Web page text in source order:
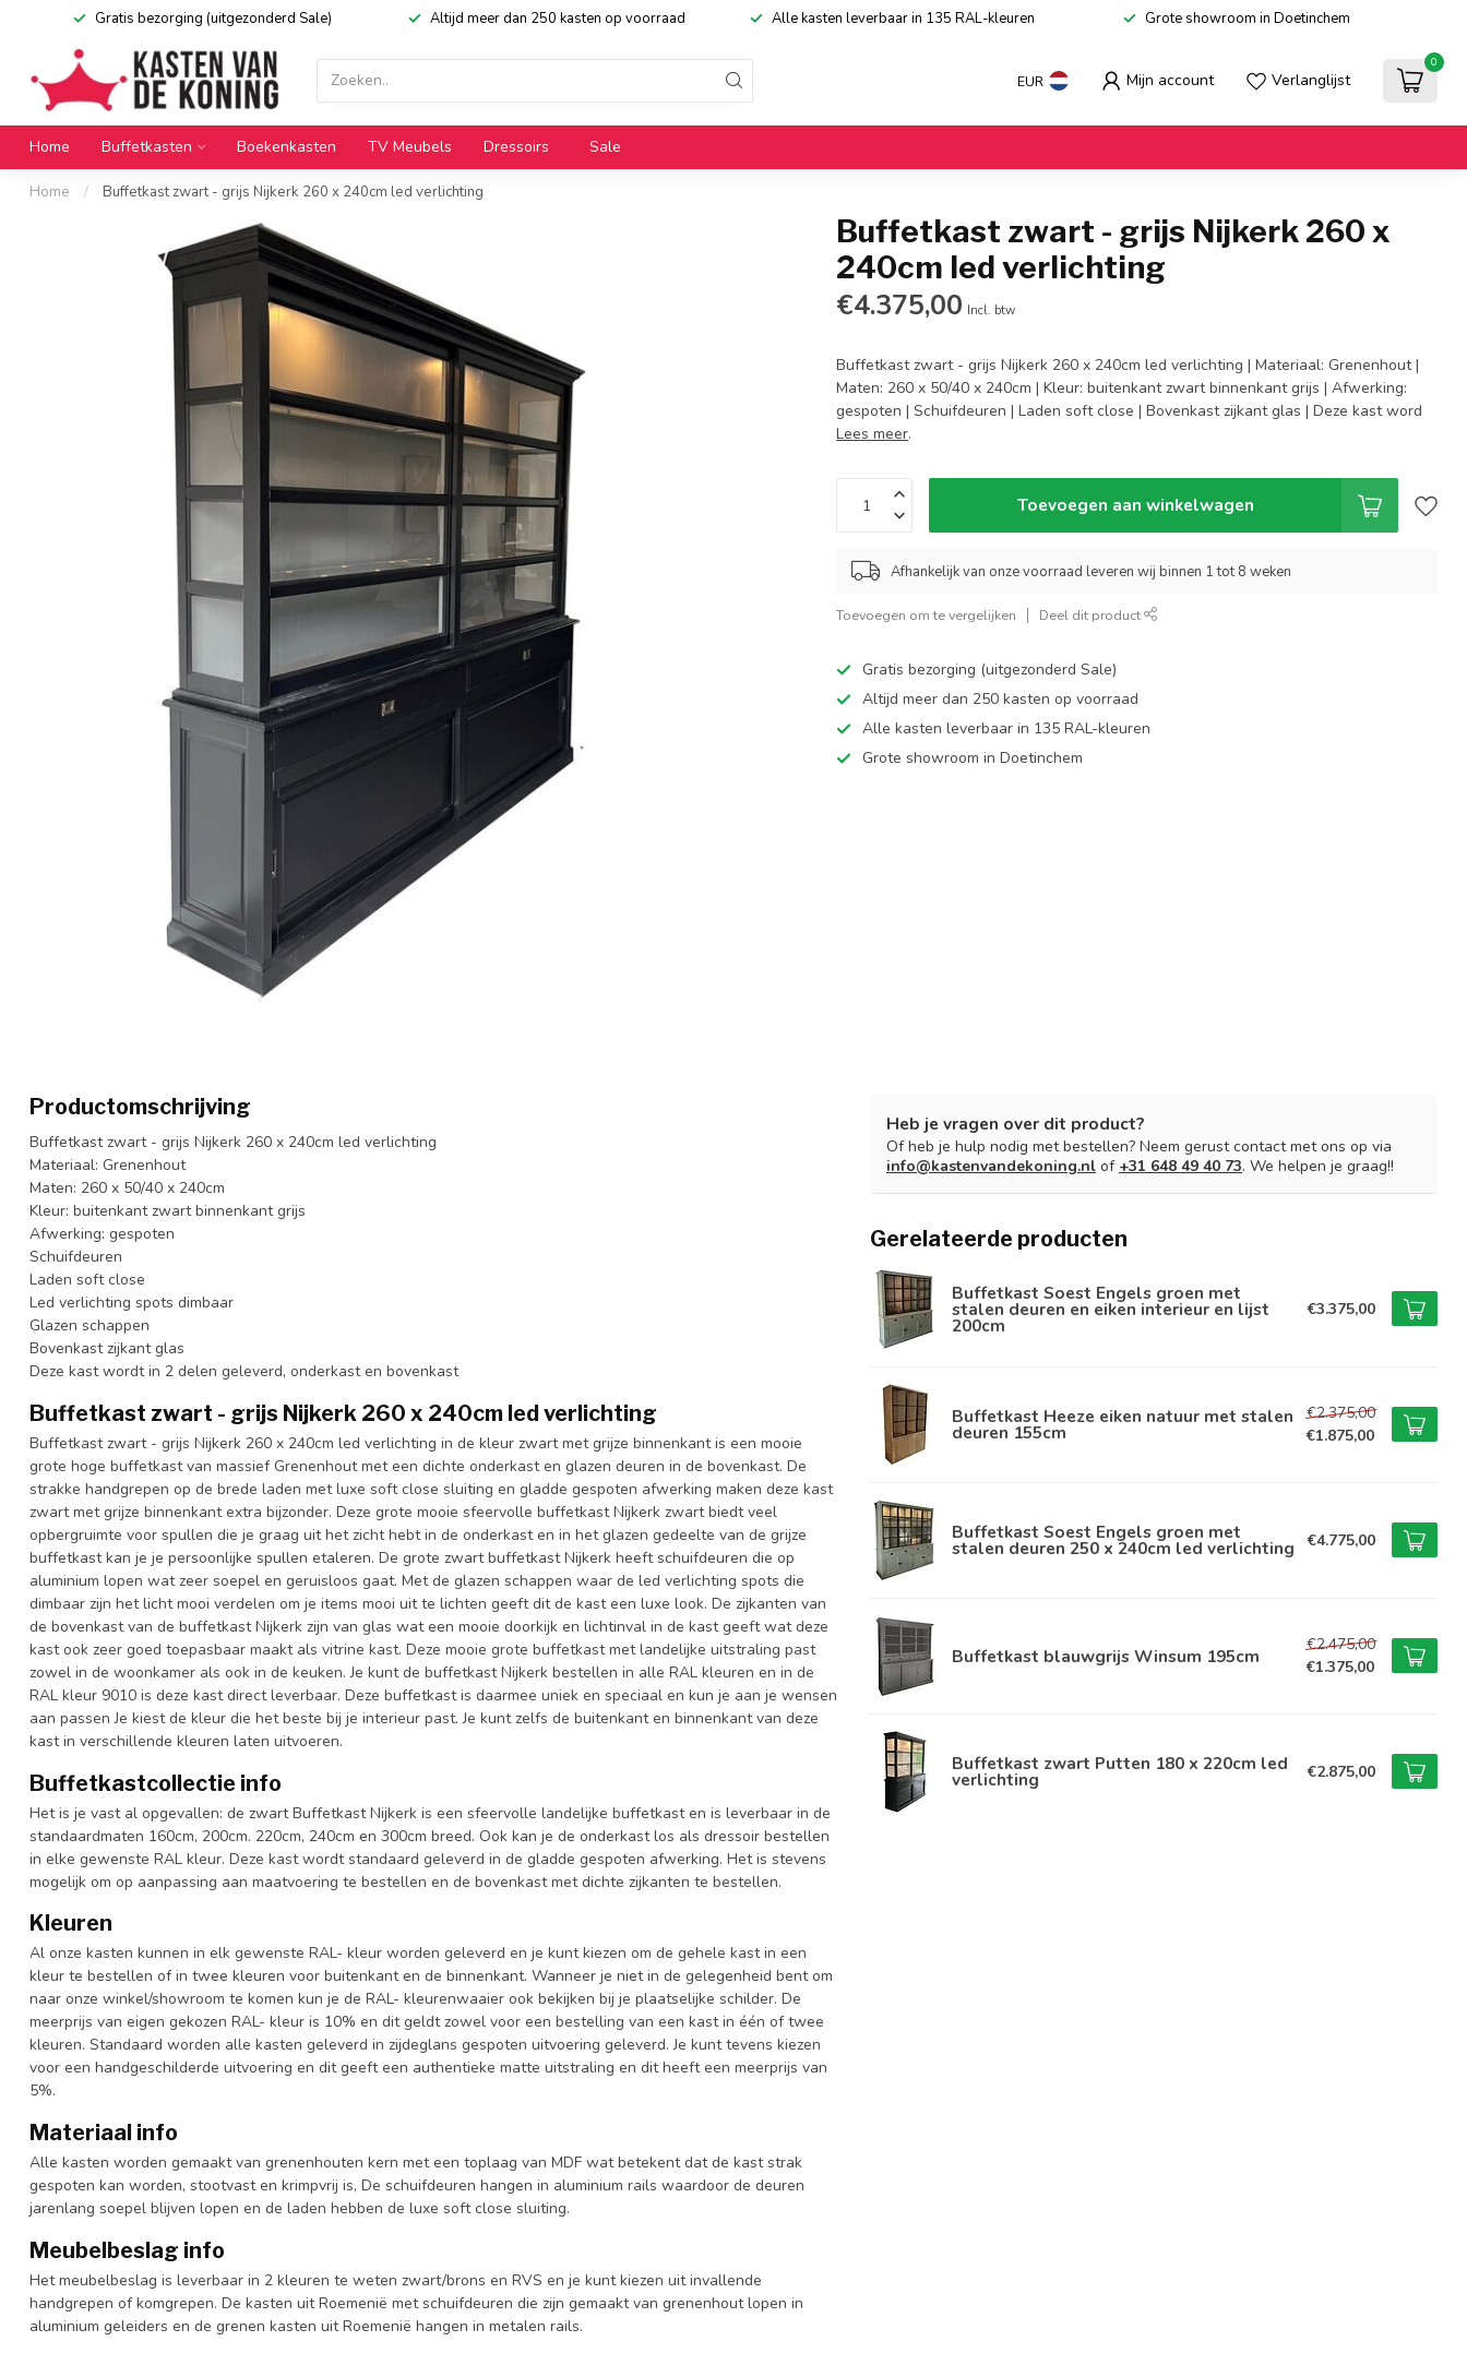
Gratis bezorging (uitgezonderd Sale) Altijd meer dan 250 kasten op voorraad Alle kasten leverbaar in 135 RAL-kleuren Grote showroom in Doetinchem
EUR Mijn account Verlanglijst
0
Home Buffetkasten Boekenkasten TV Meubels Dressoirs Sale
Home / Buffetkast zwart - grijs Nijkerk 260 x 240cm led verlichting
Buffetkast zwart - grijs Nijkerk 260 x
240cm led verlichting
€4.375,00 Incl. btw
Buffetkast zwart - grijs Nijkerk 260 x 240cm led verlichting | Materiaal: Grenenhout |
Maten: 260 x 50/40 x 240cm | Kleur: buitenkant zwart binnenkant grijs | Afwerking:
gespoten | Schuifdeuren | Laden soft close | Bovenkast zijkant glas | Deze kast word
Lees meer.
Toevoegen aan winkelwagen
Afhankelijk van onze voorraad leveren wij binnen 1 tot 8 weken
Toevoegen om te vergelijken Deel dit product
Gratis bezorging (uitgezonderd Sale)
Altijd meer dan 250 kasten op voorraad
Alle kasten leverbaar in 135 RAL-kleuren
Grote showroom in Doetinchem
Productomschrijving
Buffetkast zwart - grijs Nijkerk 260 x 240cm led verlichting
Materiaal: Grenenhout
Maten: 260 x 50/40 x 240cm
Kleur: buitenkant zwart binnenkant grijs
Afwerking: gespoten
Schuifdeuren
Laden soft close
Led verlichting spots dimbaar
Glazen schappen
Bovenkast zijkant glas
Deze kast wordt in 2 delen geleverd, onderkast en bovenkast
Buffetkast zwart - grijs Nijkerk 260 x 240cm led verlichting
Buffetkast zwart - grijs Nijkerk 260 x 240cm led verlichting in de kleur zwart met grijze binnenkant is een mooie
grote hoge buffetkast van massief Grenenhout met een dichte onderkast en glazen deuren in de bovenkast. De
strakke handgrepen op de brede laden met luxe soft close sluiting en gladde gespoten afwerking maken deze kast
zwart met grijze binnenkant extra bijzonder. Deze grote mooie sfeervolle buffetkast Nijkerk zwart biedt veel
opbergruimte voor spullen die je graag uit het zicht hebt in de onderkast en in het glazen gedeelte van de grijze
buffetkast kan je je persoonlijke spullen etaleren. De grote zwart buffetkast Nijkerk heeft schuifdeuren die op
aluminium lopen wat zeer soepel en geruisloos gaat. Met de glazen schappen waar de led verlichting spots die
dimbaar zijn het licht mooi verdelen om je items mooi uit te lichten geeft dit de kast een luxe look. De zijkanten van
de bovenkast van de buffetkast Nijkerk zijn van glas wat een mooie doorkijk en lichtinval in de kast geeft wat deze
kast ook zeer goed toepasbaar maakt als vitrine kast. Deze mooie grote buffetkast met landelijke uitstraling past
zowel in de woonkamer als ook in de keuken. Je kunt de buffetkast Nijkerk bestellen in alle RAL kleuren en in de
RAL kleur 9010 is deze kast direct leverbaar. Deze buffetkast is daarmee uniek en speciaal en kun je aan je wensen
aan passen Je kiest de kleur die het beste bij je interieur past. Je kunt zelfs de buitenkant en binnenkant van deze
kast in verschillende kleuren laten uitvoeren.
Buffetkastcollectie info
Het is je vast al opgevallen: de zwart Buffetkast Nijkerk is een sfeervolle landelijke buffetkast en is leverbaar in de
standaardmaten 160cm, 200cm. 220cm, 240cm en 300cm breed. Ook kan je de onderkast los als dressoir bestellen
in elke gewenste RAL kleur. Deze kast wordt standaard geleverd in de gladde gespoten afwerking. Het is stevens
mogelijk om op aanpassing aan maatvoering te bestellen en de bovenkast met dichte zijkanten te bestellen.
Kleuren
Al onze kasten kunnen in elk gewenste RAL- kleur worden geleverd en je kunt kiezen om de gehele kast in een
kleur te bestellen of in twee kleuren voor buitenkant en de binnenkant. Wanneer je niet in de gelegenheid bent om
naar onze winkel/showroom te komen kun je de RAL- kleurenwaaier ook bekijken bij je plaatselijke schilder. De
meerprijs van eigen gekozen RAL- kleur is 10% en dit geldt zowel voor een bestelling van een kast in één of twee
kleuren. Standaard worden alle kasten geleverd in zijdeglans gespoten uitvoering geleverd. Je kunt tevens kiezen
voor een handgeschilderde uitvoering en dit geeft een authentieke matte uitstraling en dit heeft een meerprijs van
5%.
Materiaal info
Alle kasten worden gemaakt van grenenhouten kern met een toplaag van MDF wat betekent dat de kast strak
gespoten kan worden, stootvast en krimpvrij is, De schuifdeuren hangen in aluminium rails waardoor de deuren
jarenlang soepel blijven lopen en de laden hebben de luxe soft close sluiting.
Meubelbeslag info
Het meubelbeslag is leverbaar in 2 kleuren te weten zwart/brons en RVS en je kunt kiezen uit invallende
handgrepen of komgrepen. De kasten uit Roemenië met schuifdeuren die zijn gemaakt van grenenhout lopen in
aluminium geleiders en de grenen kasten uit Roemenië hangen in metalen rails.
Heb je vragen over dit product?
Of heb je hulp nodig met bestellen? Neem gerust contact met ons op via
info@kastenvandekoning.nl of +31 648 49 40 73. We helpen je graag!!
Gerelateerde producten
Buffetkast Soest Engels groen met
stalen deuren en eiken interieur en lijst
200cm
€3.375,00
Buffetkast Heeze eiken natuur met stalen
deuren 155cm
€2.375,00
€1.875,00
Buffetkast Soest Engels groen met
stalen deuren 250 x 240cm led verlichting €4.775,00
Buffetkast blauwgrijs Winsum 195cm
€2.475,00
€1.375,00
Buffetkast zwart Putten 180 x 220cm led
verlichting €2.875,00